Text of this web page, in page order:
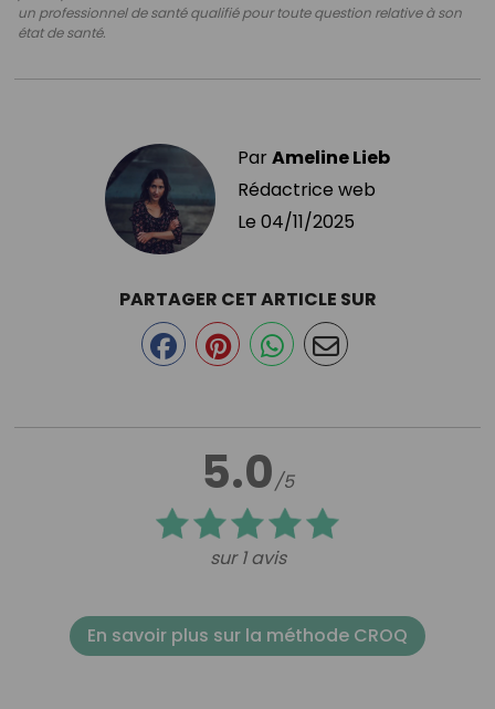
un professionnel de santé qualifié pour toute question relative à son
état de santé.
ParAmeline Lieb
Rédactrice web
Le 04/11/2025
5.0/5
sur 1 avis
PARTAGER CET ARTICLE SUR
En savoir plus sur la méthode CROQ